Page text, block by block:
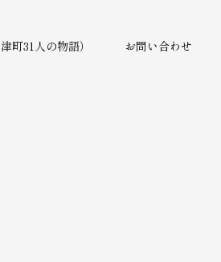
町31人の物語） お問い合わせ